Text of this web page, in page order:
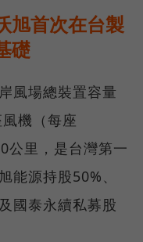
旭首次在台製
礎
風場總裝置容量
機（每座
公里，是台灣第一
能源持股50%、
國泰永續私募股